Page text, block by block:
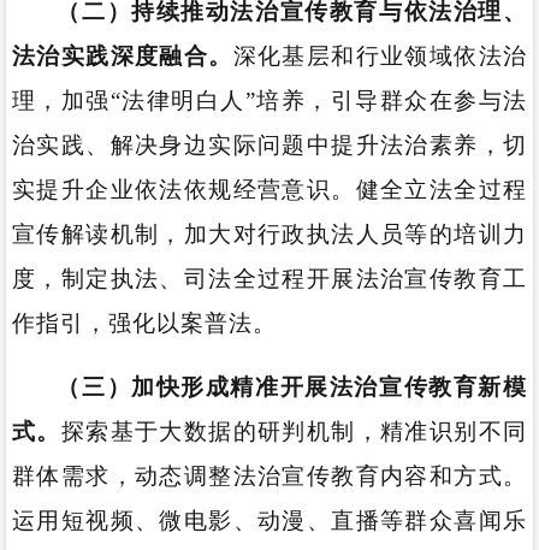
（二）持续推动法治宣传教育与依法治理、
法治实践深度融合。 深化基层和行业领域依法治
理，加强“法律明白人”培养，引导群众在参与法
治实践、解决身边实际问题中提升法治素养，切
实提升企业依法依规经营意识。健全立法全过程
宣传解读机制，加大对行政执法人员等的培训力
度，制定执法、司法全过程开展法治宣传教育工
作指引，强化以案普法。
（三）加快形成精准开展法治宣传教育新模
式。 探索基于大数据的研判机制，精准识别不同
群体需求，动态调整法治宣传教育内容和方式。
运用短视频、微电影、动漫、直播等群众喜闻乐